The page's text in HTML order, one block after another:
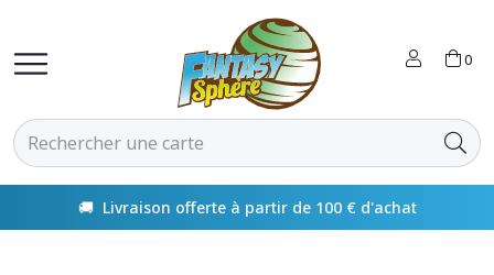
0
🚚 Livraison offerte à partir de 100 € d'achat